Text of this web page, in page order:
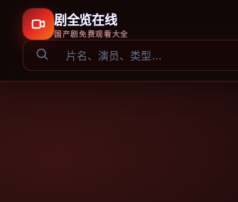
剧全览在线
国产剧免费观看大全